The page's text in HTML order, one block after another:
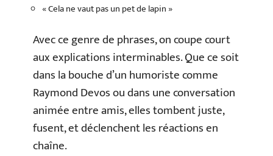
« Cela ne vaut pas un pet de lapin »
Avec ce genre de phrases, on coupe court
aux explications interminables. Que ce soit
dans la bouche d’un humoriste comme
Raymond Devos ou dans une conversation
animée entre amis, elles tombent juste,
fusent, et déclenchent les réactions en
chaîne.